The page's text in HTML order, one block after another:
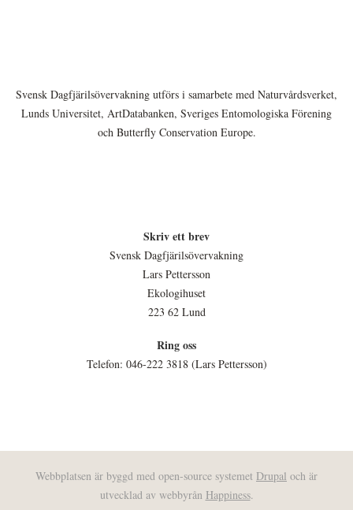
Svensk Dagfjärilsövervakning utförs i samarbete med Naturvårdsverket,
Lunds Universitet, ArtDatabanken, Sveriges Entomologiska Förening
och Butterfly Conservation Europe.
Skriv ett brev
Svensk Dagfjärilsövervakning
Lars Pettersson
Ekologihuset
223 62 Lund
Ring oss
Telefon: 046-222 3818 (Lars Pettersson)
Webbplatsen är byggd med open-source systemet Drupal och är
utvecklad av webbyrån Happiness.